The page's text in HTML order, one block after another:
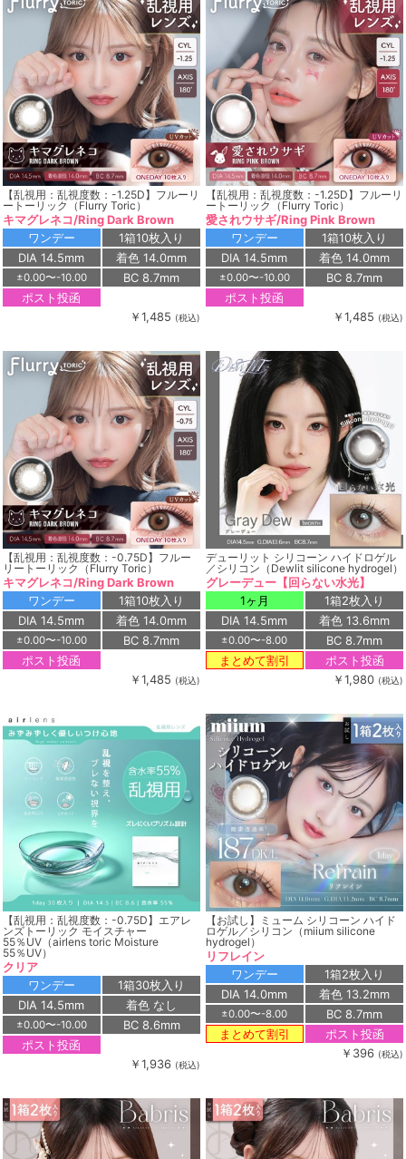
【乱視用：乱視度数：-1.25D】フルーリ
ートーリック（Flurry Toric）
キマグレネコ/Ring Dark Brown
ワンデー
1箱10枚入り
DIA 14.5mm
着色 14.0mm
±0.00〜-10.00
BC 8.7mm
ポスト投函
￥1,485 (税込)
【乱視用：乱視度数：-1.25D】フルーリ
ートーリック（Flurry Toric）
愛されウサギ/Ring Pink Brown
ワンデー
1箱10枚入り
DIA 14.5mm
着色 14.0mm
±0.00〜-10.00
BC 8.7mm
ポスト投函
￥1,485 (税込)
【乱視用：乱視度数：-0.75D】フルー
リートーリック（Flurry Toric）
キマグレネコ/Ring Dark Brown
ワンデー
1箱10枚入り
DIA 14.5mm
着色 14.0mm
±0.00〜-10.00
BC 8.7mm
ポスト投函
￥1,485 (税込)
デューリット シリコーン ハイドロゲル
／シリコン（Dewlit silicone hydrogel）
グレーデュー【回らない水光】
1ヶ月
1箱2枚入り
DIA 14.5mm
着色 13.6mm
±0.00〜-8.00
BC 8.7mm
まとめて割引
ポスト投函
￥1,980 (税込)
【乱視用：乱視度数：-0.75D】エアレ
ンズトーリック モイスチャー
55％UV（airlens toric Moisture
55％UV）
クリア
ワンデー
1箱30枚入り
DIA 14.5mm
着色 なし
±0.00〜-10.00
BC 8.6mm
ポスト投函
￥1,936 (税込)
【お試し】ミューム シリコーン ハイド
ロゲル／シリコン（miium silicone
hydrogel）
リフレイン
ワンデー
1箱2枚入り
DIA 14.0mm
着色 13.2mm
±0.00〜-8.00
BC 8.7mm
まとめて割引
ポスト投函
￥396 (税込)